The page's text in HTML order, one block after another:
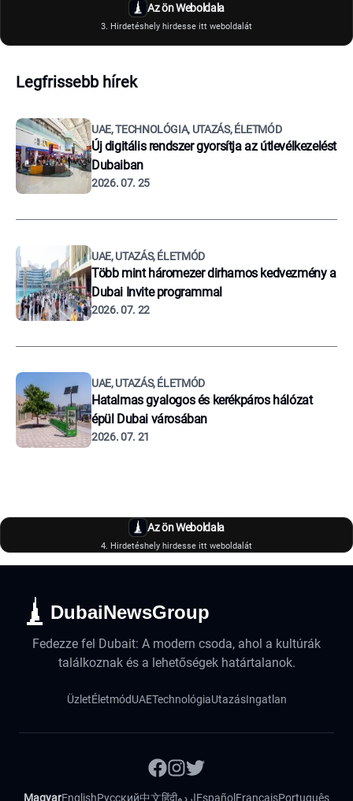
Az ön Weboldala
3. Hirdetéshely hirdesse itt weboldalát
Legfrissebb hírek
UAE, TECHNOLÓGIA, UTAZÁS, ÉLETMÓD
Új digitális rendszer gyorsítja az útlevélkezelést
Dubaiban
2026. 07. 25
UAE, UTAZÁS, ÉLETMÓD
Több mint háromezer dirhamos kedvezmény a
Dubai Invite programmal
2026. 07. 22
UAE, UTAZÁS, ÉLETMÓD
Hatalmas gyalogos és kerékpáros hálózat
épül Dubai városában
2026. 07. 21
Az ön Weboldala
4. Hirdetéshely hirdesse itt weboldalát
DubaiNewsGroup
Fedezze fel Dubait: A modern csoda, ahol a kultúrák
találkoznak és a lehetőségek határtalanok.
ÜzletÉletmódUAETechnológiaUtazásIngatlan
MagyarEnglishРусский中文हिंदीاردوEspañol FrançaisPortuguês